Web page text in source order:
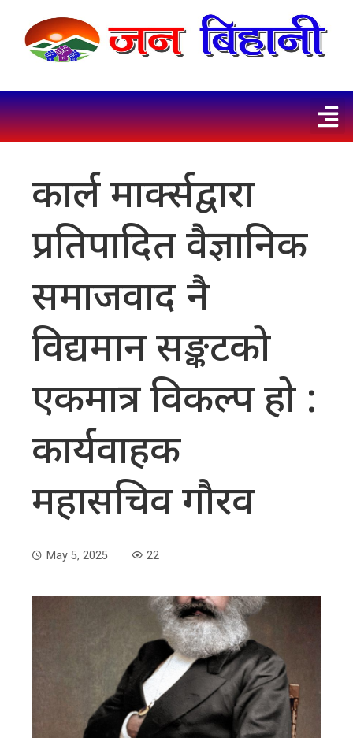
कार्ल मार्क्सद्वारा
प्रतिपादित वैज्ञानिक
समाजवाद नै
विद्यमान सङ्कटको
एकमात्र विकल्प हो :
कार्यवाहक
महासचिव गौरव
May 5, 2025 22